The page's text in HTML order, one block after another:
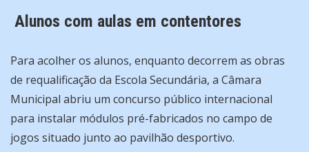
Alunos com aulas em contentores
Para acolher os alunos, enquanto decorrem as obras
de requalificação da Escola Secundária, a Câmara
Municipal abriu um concurso público internacional
para instalar módulos pré-fabricados no campo de
jogos situado junto ao pavilhão desportivo.